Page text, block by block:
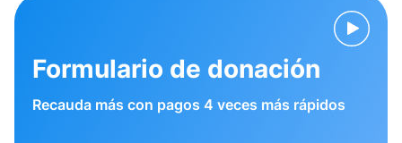
Formulario de donación
Recauda más con pagos 4 veces más rápidos